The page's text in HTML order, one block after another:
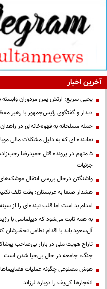
آخرین اخبار
یحیی سریع: ارتش یمن مزدوران
دیدار و گفتگوی رئیس‌جمهور با رهبر
حمله مسلحانه به قهوه‌خانه‌ای در زاهدان؛ ۲ نفر جان
نماینده ای که به دلیل مشکلات مالی
۵ متهم در پرونده قتل حمیدرضا
جزئیات
واشنگتن درحال بررسی انتقال
هشدار صنعا به عربستان: وقت تلف
اعدام بد است اما قلب تپنده‌ای را از
به همه ثابت می‌شود که دیپلماسی با
آل‌سعود باید با اقدام نظامی تحقیرشان
تاراج هویت ملی در بازار بی‌صاحب
جنگ، جامعه در حال بی‌حیا شدن است
هوش مصنوعی چگونه عملیات فضاپیماها
انفجارها کی‌یف را دوباره لرزاند